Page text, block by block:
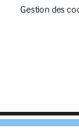
Gestion des